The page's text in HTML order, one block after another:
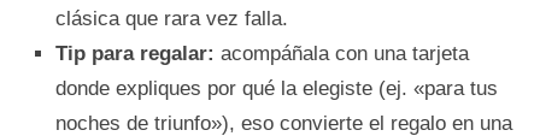
clásica que rara vez falla.
Tip para regalar: acompáñala con una tarjeta
donde expliques por qué la elegiste (ej. «para tus
noches de triunfo»), eso convierte el regalo en una